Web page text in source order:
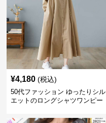
¥4,180 (税込)
50代ファッション ゆったりシル
エットのロングシャツワンピー